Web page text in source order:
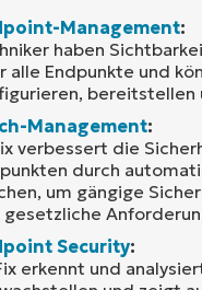
Management:
haben
alle Endpunkte und
bereitstellen
Management:
verbessert die
durch
um gängige
gesetzliche
Security:
erkennt und